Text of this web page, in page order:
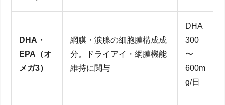
DHA・
EPA（オ
メガ3）
網膜・涙腺の細胞膜構成成
分。ドライアイ・網膜機能
維持に関与
DHA
300
〜
600m
g/日